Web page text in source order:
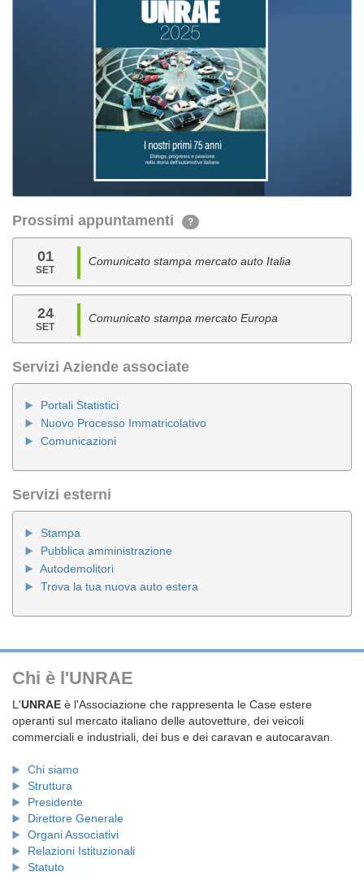
Prossimi appuntamenti ?
01
SET
Comunicato stampa mercato auto Italia
24
SET
Comunicato stampa mercato Europa
Servizi Aziende associate
Portali Statistici
Nuovo Processo Immatricolativo
Comunicazioni
Servizi esterni
Stampa
Pubblica amministrazione
Autodemolitori
Trova la tua nuova auto estera
Chi è l'UNRAE
L'UNRAE è l'Associazione che rappresenta le Case estere
operanti sul mercato italiano delle autovetture, dei veicoli
commerciali e industriali, dei bus e dei caravan e autocaravan.
Chi siamo
Struttura
Presidente
Direttore Generale
Organi Associativi
Relazioni Istituzionali
Statuto